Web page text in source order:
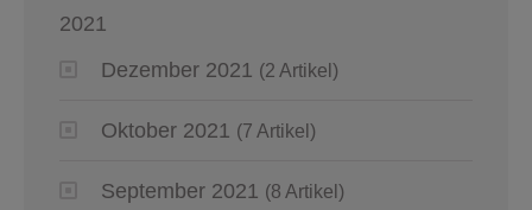
2021
Dezember 2021 (2 Artikel)
Oktober 2021 (7 Artikel)
September 2021 (8 Artikel)